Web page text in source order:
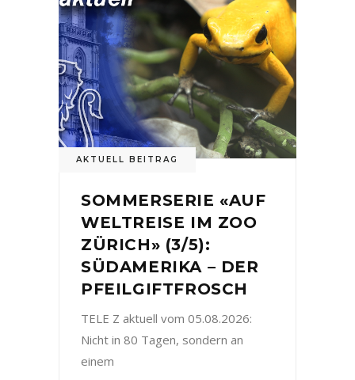
AKTUELL BEITRAG
SOMMERSERIE «AUF
WELTREISE IM ZOO
ZÜRICH» (3/5):
SÜDAMERIKA – DER
PFEILGIFTFROSCH
TELE Z aktuell vom 05.08.2026:
Nicht in 80 Tagen, sondern an
einem